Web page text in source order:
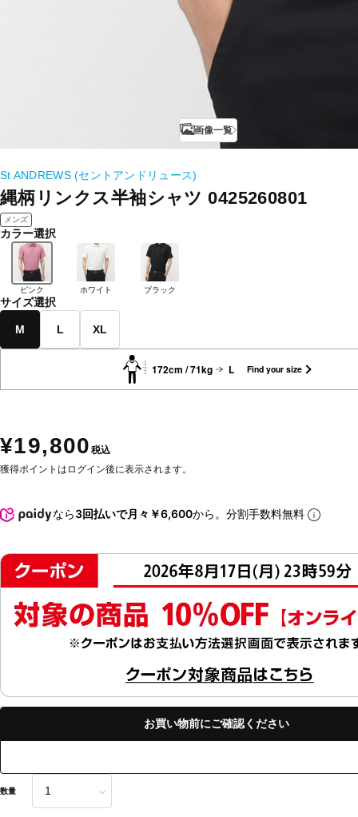
画像一覧
St ANDREWS (セントアンドリュース)
縄柄リンクス半袖シャツ 0425260801
メンズ
カラー選択
ピンク ホワイト ブラック
サイズ選択
M L XL
172cm / 71kg L Find your size
¥19,800 税込
獲得ポイントはログイン後に表示されます。
なら3回払いで月々￥6,600から。分割手数料無料
お買い物前にご確認ください
数量